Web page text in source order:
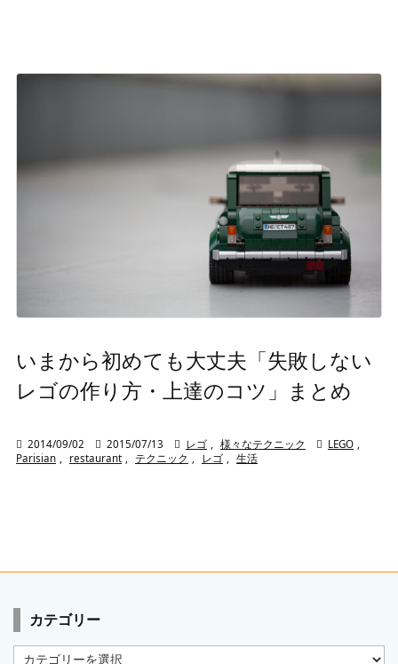
いまから初めても大丈夫「失敗しない
レゴの作り方・上達のコツ」まとめ
 2014/09/02  2015/07/13  レゴ 様々なテクニック  LEGO
Parisian
restaurant テクニック レゴ 生活
カテゴリー
カ